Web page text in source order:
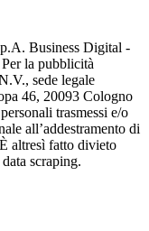
Business Digital -
la pubblicità
sede legale
46, 20093 Cologno
trasmessi e/o
all’addestramento di
altresì fatto divieto
scraping.